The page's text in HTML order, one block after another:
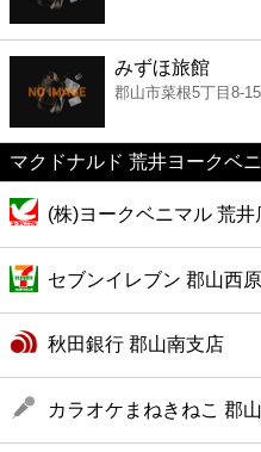
レジャー
書店
ファミレス
ファーストフード
ショッピング
銀行
みずほ旅館
郡山市菜根5丁目8-
マクドナルド 荒井ヨークベ
(株)ヨークベニマル 荒井
セブンイレブン 郡山西
秋田銀行 郡山南支店
カラオケまねきねこ 郡